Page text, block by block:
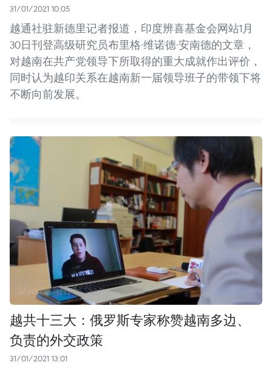
31/01/2021 10:05
越通社驻新德里记者报道，印度辨喜基金会网站1月
30日刊登高级研究员布里格·维诺德·安南德的文章，
对越南在共产党领导下所取得的重大成就作出评价，
同时认为越印关系在越南新一届领导班子的带领下将
不断向前发展。
越共十三大：俄罗斯专家称赞越南多边、
负责的外交政策
31/01/2021 13:01